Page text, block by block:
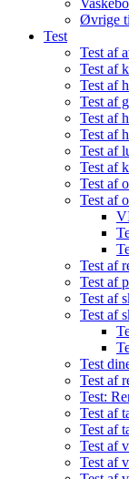
Øvrige
Test
Test af
Test af
Test af
Test af
Test af
Test af
Test af
Test af
Test af
Test af
Test af
Test af
Test af
Test af
Test
Test af
Test:
Test af
Test af
Test af
Test af